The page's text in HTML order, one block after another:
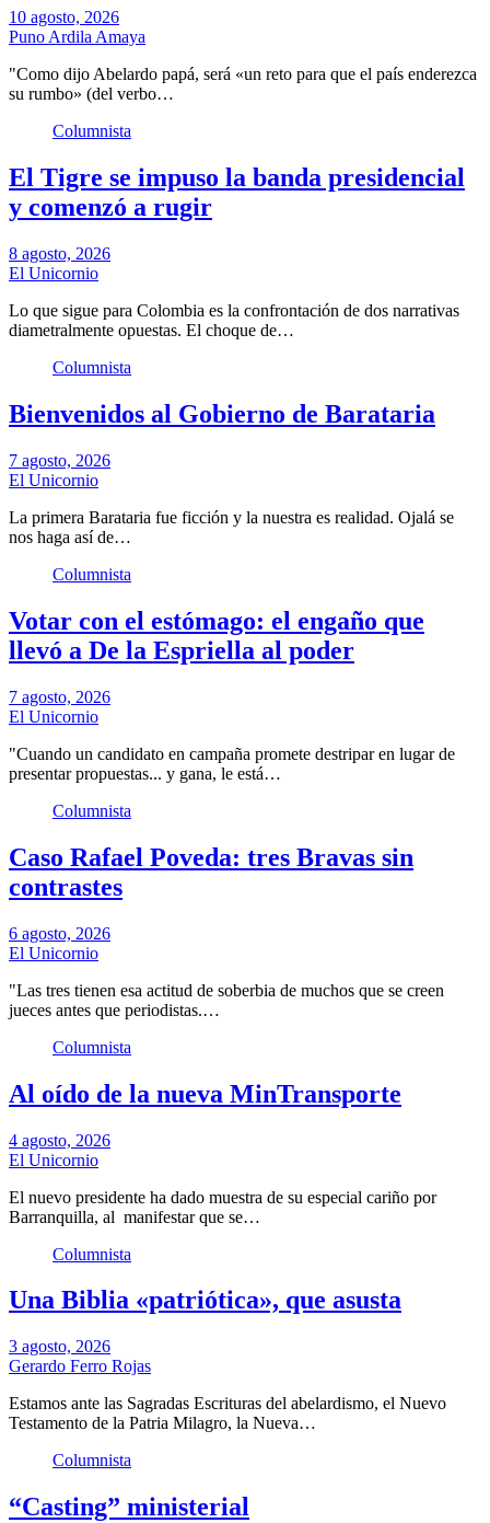
10 agosto, 2026
Puno Ardila Amaya
"Como dijo Abelardo papá, será «un reto para que el país enderezca
su rumbo» (del verbo…
Columnista
El Tigre se impuso la banda presidencial
y comenzó a rugir
8 agosto, 2026
El Unicornio
Lo que sigue para Colombia es la confrontación de dos narrativas
diametralmente opuestas. El choque de…
Columnista
Bienvenidos al Gobierno de Barataria
7 agosto, 2026
El Unicornio
La primera Barataria fue ficción y la nuestra es realidad. Ojalá se
nos haga así de…
Columnista
Votar con el estómago: el engaño que
llevó a De la Espriella al poder
7 agosto, 2026
El Unicornio
"Cuando un candidato en campaña promete destripar en lugar de
presentar propuestas... y gana, le está…
Columnista
Caso Rafael Poveda: tres Bravas sin
contrastes
6 agosto, 2026
El Unicornio
"Las tres tienen esa actitud de soberbia de muchos que se creen
jueces antes que periodistas.…
Columnista
Al oído de la nueva MinTransporte
4 agosto, 2026
El Unicornio
El nuevo presidente ha dado muestra de su especial cariño por
Barranquilla, al manifestar que se…
Columnista
Una Biblia «patriótica», que asusta
3 agosto, 2026
Gerardo Ferro Rojas
Estamos ante las Sagradas Escrituras del abelardismo, el Nuevo
Testamento de la Patria Milagro, la Nueva…
Columnista
“Casting” ministerial